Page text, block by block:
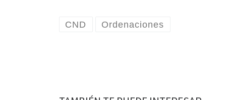
CND Ordenaciones